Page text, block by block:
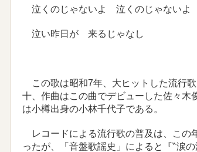
泣くのじゃないよ 泣くのじゃないよ
泣い昨日が 来るじゃなし
この歌は昭和7年、大ヒットした流行
十、作曲はこの曲でデビューした佐々木
は小樽出身の小林千代子である。
レコードによる流行歌の普及は、この
ったが、「音盤歌謡史」によると『‶涙